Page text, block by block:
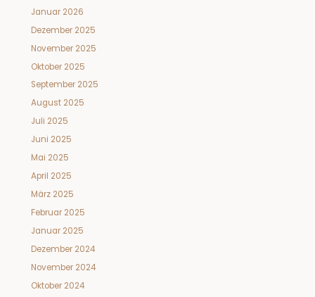
Januar 2026
Dezember 2025
November 2025
Oktober 2025
September 2025
August 2025
Juli 2025
Juni 2025
Mai 2025
April 2025
März 2025
Februar 2025
Januar 2025
Dezember 2024
November 2024
Oktober 2024